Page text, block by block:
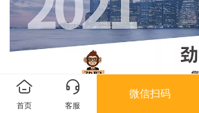
首页 客服
微信扫码